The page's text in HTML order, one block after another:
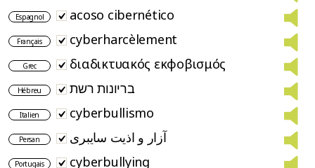
Espagnol acoso cibernético
Français cyberharcèlement
Grec διαδικτυακός εκφοβισμός
Hébreu בריונות רשת
Italien cyberbullismo
Persan آزار و اذیت سایبری
Portugais cyberbullying